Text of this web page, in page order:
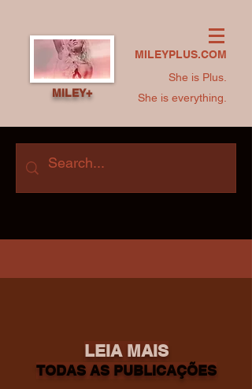
MILEYPLUS.COM
She is Plus.
She is everything.
MILEY+
LEIA MAIS
TODAS AS PUBLICAÇÕES